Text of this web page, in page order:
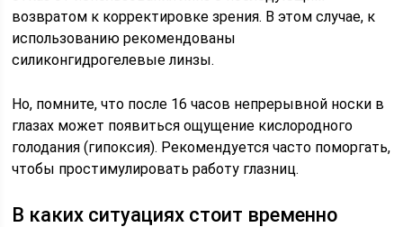
возвратом к корректировке зрения. В этом случае, к
использованию рекомендованы
силиконгидрогелевые линзы.
Но, помните, что после 16 часов непрерывной носки в
глазах может появиться ощущение кислородного
голодания (гипоксия). Рекомендуется часто поморгать,
чтобы простимулировать работу глазниц.
В каких ситуациях стоит временно